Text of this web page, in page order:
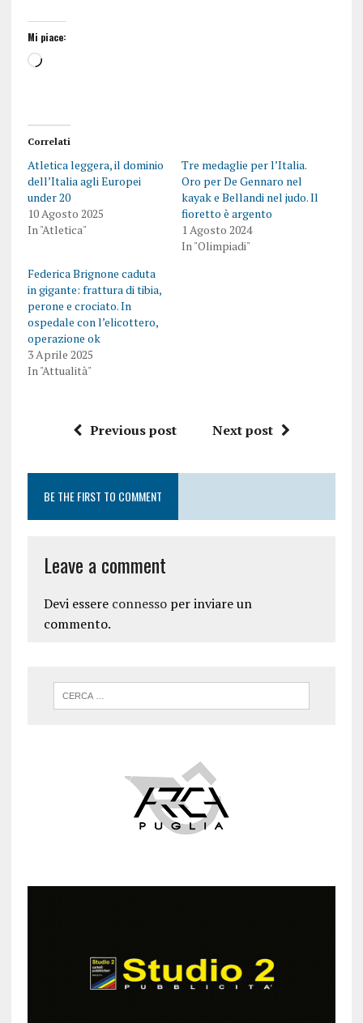
Mi piace:
Correlati
Atletica leggera, il dominio
dell’Italia agli Europei
under 20
10 Agosto 2025
In "Atletica"
Tre medaglie per l’Italia.
Oro per De Gennaro nel
kayak e Bellandi nel judo. Il
fioretto è argento
1 Agosto 2024
In "Olimpiadi"
Federica Brignone caduta
in gigante: frattura di tibia,
perone e crociato. In
ospedale con l’elicottero,
operazione ok
3 Aprile 2025
In "Attualità"
Previous post Next post
BE THE FIRST TO COMMENT
Leave a comment
Devi essere connessoper inviare un
commento.